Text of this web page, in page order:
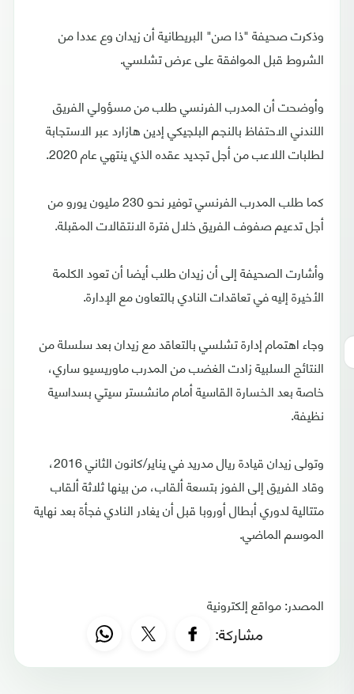
وذكرت صحيفة "ذا صن" البريطانية أن زيدان وع عددا من
الشروط قبل الموافقة على عرض تشلسي.
وأوضحت أن المدرب الفرنسي طلب من مسؤولي الفريق
اللندني الاحتفاظ بالنجم البلجيكي إدين هازارد عبر الاستجابة
لطلبات اللاعب من أجل تجديد عقده الذي ينتهي عام 2020.
كما طلب المدرب الفرنسي توفير نحو 230 مليون يورو من
أجل تدعيم صفوف الفريق خلال فترة الانتقالات المقبلة.
وأشارت الصحيفة إلى أن زيدان طلب أيضا أن تعود الكلمة
الأخيرة إليه في تعاقدات النادي بالتعاون مع الإدارة.
وجاء اهتمام إدارة تشلسي بالتعاقد مع زيدان بعد سلسلة من
النتائج السلبية زادت الغضب من المدرب ماوريسيو ساري،
خاصة بعد الخسارة القاسية أمام مانشستر سيتي بسداسية
نظيفة.
وتولى زيدان قيادة ريال مدريد في يناير/كانون الثاني 2016،
وقاد الفريق إلى الفوز بتسعة ألقاب، من بينها ثلاثة ألقاب
متتالية لدوري أبطال أوروبا قبل أن يغادر النادي فجأة بعد نهاية
الموسم الماضي.
المصدر: مواقع إلكترونية
مشاركة: